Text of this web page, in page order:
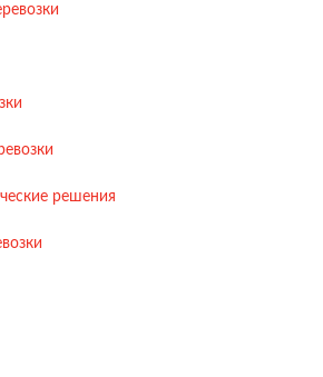
решения